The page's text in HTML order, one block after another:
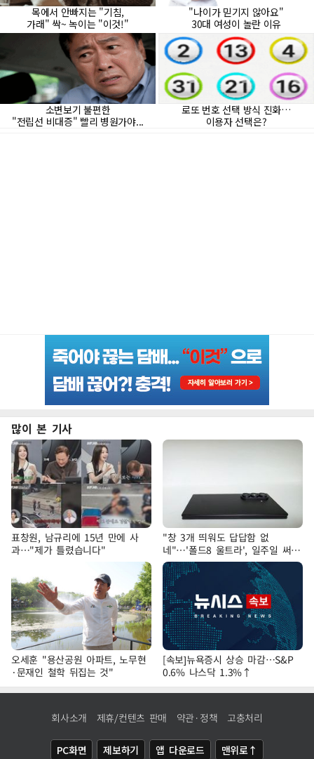
많이 본 기사
표창원, 남규리에 15년 만에 사
과…"제가 틀렸습니다"
"창 3개 띄워도 답답함 없
네"…'폴드8 울트라', 일주일 써보
니
오세훈 "용산공원 아파트, 노무현
·문재인 철학 뒤집는 것"
[속보]뉴욕증시 상승 마감…S&P
0.6% 나스닥 1.3%↑
회사소개 제휴/컨텐츠 판매 약관·정책 고충처리
PC화면 제보하기 앱 다운로드 맨위로↑